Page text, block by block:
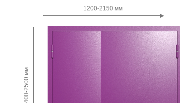
1200-2150 мм
1400-2500 мм